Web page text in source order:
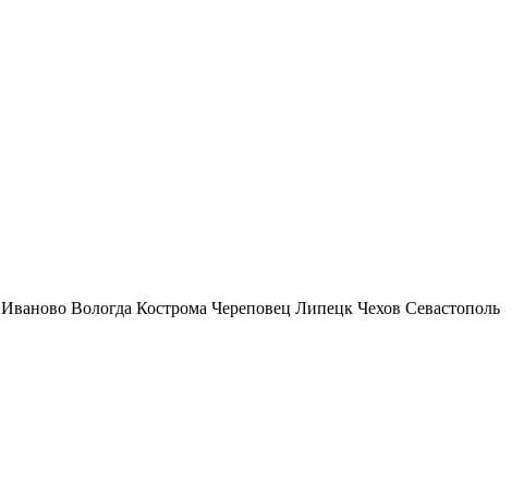
Иваново Вологда Кострома Череповец Липецк Чехов Севастополь